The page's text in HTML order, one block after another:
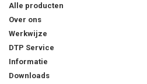
Alle producten
Over ons
Werkwijze
DTP Service
Informatie
Downloads